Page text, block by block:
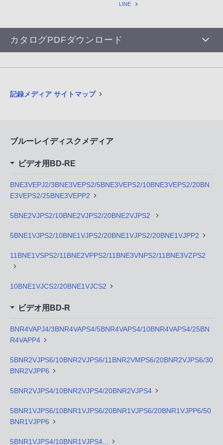
LINE
カタログPDFダウンロード
記録メディア サイトマップ
ブルーレイディスクメディア
ビデオ用BD-RE
BNE3VEPJ2/3BNE3VEPS2/5BNE3VEPS2/10BNE3VEPS2/20BN
E3VEPS2/25BNE3VEPP2
5BNE2VJPS2/10BNE2VJPS2/20BNE2VJPS2
5BNE1VJPS2/10BNE1VJPS2/20BNE1VJPS2/20BNE1VJPP2
11BNE1VSPS2/11BNE2VPPS2/11BNE3VNPS2/11BNE3VZPS2
10BNE1VJCS2/20BNE1VJCS2
ビデオ用BD-R
BNR4VAPJ4/3BNR4VAPS4/5BNR4VAPS4/10BNR4VAPS4/25BN
R4VAPP4
5BNR2VJPS6/10BNR2VJPS6/11BNR2VMPS6/20BNR2VJPS6/30
BNR2VJPP6
5BNR2VJPS4/10BNR2VJPS4/20BNR2VJPS4
5BNR1VJPS6/10BNR1VJPS6/20BNR1VJPS6/20BNR1VJPP6/50
BNR1VJPP6
5BNR1VJPS4/10BNR1VJPS4...